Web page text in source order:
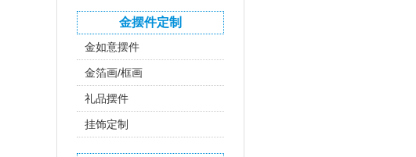
金摆件定制
金如意摆件
金箔画/框画
礼品摆件
挂饰定制